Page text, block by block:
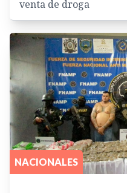
venta de droga
NACIONALES